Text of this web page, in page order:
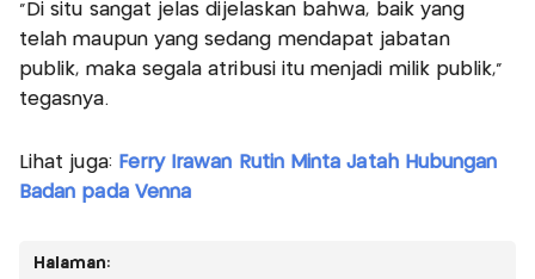
“Di situ sangat jelas dijelaskan bahwa, baik yang
telah maupun yang sedang mendapat jabatan
publik, maka segala atribusi itu menjadi milik publik,”
tegasnya.
Lihat juga: Ferry Irawan Rutin Minta Jatah Hubungan
Badan pada Venna
Halaman: